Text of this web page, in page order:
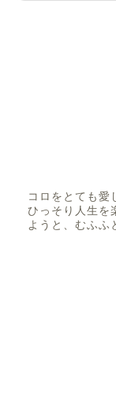
コロをとても愛
ひっそり人生を
ようと、むふふ